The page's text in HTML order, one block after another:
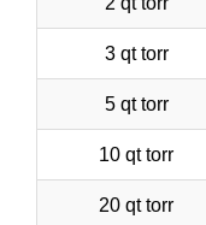
3 qt torr
5 qt torr
10 qt torr
20 qt torr